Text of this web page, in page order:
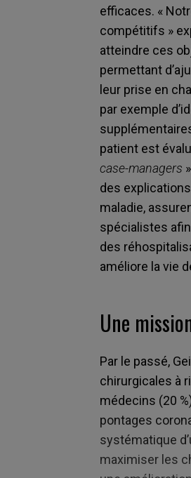
efficaces. «
compétitifs »
atteindre ces
permettant
leur prise en
par exemple
patient est
case-managers
des
maladie,
spécialistes
des
améliore la vie
Une
Par le passé,
chirurgicales à
médecins (20
pontages
systématique
maximiser les